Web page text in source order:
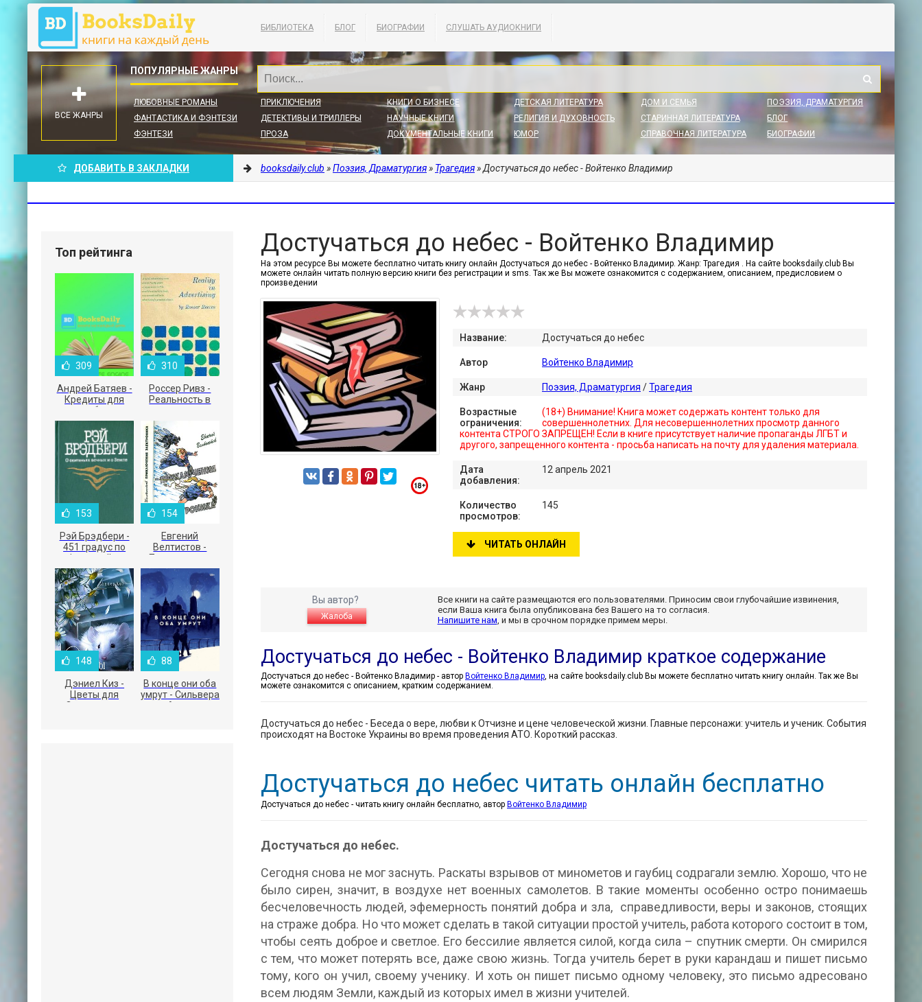
БИБЛИОТЕКА БЛОГ БИОГРАФИИ СЛУШАТЬ АУДИОКНИГИ
ЛЮБОВНЫЕ РОМАНЫ
ФАНТАСТИКА И ФЭНТЕЗИ
ФЭНТЕЗИ
ПРИКЛЮЧЕНИЯ
ДЕТЕКТИВЫ И ТРИЛЛЕРЫ
ПРОЗА
КНИГИ О БИЗНЕСЕ
НАУЧНЫЕ КНИГИ
ДОКУМЕНТАЛЬНЫЕ КНИГИ
ДЕТСКАЯ ЛИТЕРАТУРА
РЕЛИГИЯ И ДУХОВНОСТЬ
ЮМОР
ДОМ И СЕМЬЯ
СТАРИННАЯ ЛИТЕРАТУРА
СПРАВОЧНАЯ ЛИТЕРАТУРА
ПОЭЗИЯ, ДРАМАТУРГИЯ
БЛОГ
БИОГРАФИИ
ВСЕ ЖАНРЫ
ДОБАВИТЬ В ЗАКЛАДКИ booksdaily.club »Поэзия, Драматургия» Трагедия» Достучаться до небес - Войтенко Владимир
Достучаться до небес - Войтенко Владимир
На этом ресурсе Вы можете бесплатно читать книгу онлайн Достучаться до небес - Войтенко Владимир. Жанр: Трагедия . На сайте booksdaily.club Вы
можете онлайн читать полную версию книги без регистрации и sms. Так же Вы можете ознакомится с содержанием, описанием, предисловием о
произведении
Название: Достучаться до небес
Автор Войтенко Владимир
Жанр Поэзия, Драматургия /Трагедия
Возрастные
ограничения:
(18+) Внимание! Книга может содержать контент только для
совершеннолетних. Для несовершеннолетних просмотр данного
контента СТРОГО ЗАПРЕЩЕН! Если в книге присутствует наличие пропаганды ЛГБТ и
другого, запрещенного контента - просьба написать на почту для удаления материала.
Дата
добавления:
12 апрель 2021
Количество
просмотров:
145
ЧИТАТЬ ОНЛАЙН
Вы автор?
Жалоба
Все книги на сайте размещаются его пользователями. Приносим свои глубочайшие извинения,
если Ваша книга была опубликована без Вашего на то согласия.
Напишите нам, и мы в срочном порядке примем меры.
Достучаться до небес - Войтенко Владимир краткое содержание
Достучаться до небес - Войтенко Владимир - автор Войтенко Владимир, на сайте booksdaily.club Вы можете бесплатно читать книгу онлайн. Так же Вы
можете ознакомится с описанием, кратким содержанием.
Достучаться до небес - Беседа о вере, любви к Отчизне и цене человеческой жизни. Главные персонажи: учитель и ученик. События
происходят на Востоке Украины во время проведения АТО. Короткий рассказ.
Достучаться до небес читать онлайн бесплатно
Достучаться до небес - читать книгу онлайн бесплатно, автор Войтенко Владимир
Достучаться до небес.
Сегодня снова не мог заснуть. Раскаты взрывов от минометов и гаубиц содрагали землю. Хорошо, что не
было сирен, значит, в воздухе нет военных самолетов. В такие моменты особенно остро понимаешь
бесчеловечность людей, эфемерность понятий добра и зла, справедливости, веры и законов, стоящих
на страже добра. Но что может сделать в такой ситуации простой учитель, работа которого состоит в том,
чтобы сеять доброе и светлое. Его бессилие является силой, когда сила – спутник смерти. Он смирился
с тем, что может потерять все, даже свою жизнь. Тогда учитель берет в руки карандаш и пишет письмо
тому, кого он учил, своему ученику. И хоть он пишет письмо одному человеку, это письмо адресовано
всем людям Земли, каждый из которых имел в жизни учителей.
Топ рейтинга
309
Андрей Батяев -
Кредиты для
малого бизнеса
310
Россер Ривз -
Реальность в
153
Рэй Брэдбери -
451 градус по
Фаренгейту
154
Евгений
Велтистов -
Приключения
Электроника
148
Дэниел Киз -
Цветы для
Элджернона
88
В конце они оба
умрут - Сильвера
Адам